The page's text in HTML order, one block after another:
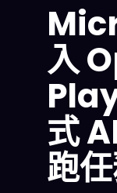
入
式
跑